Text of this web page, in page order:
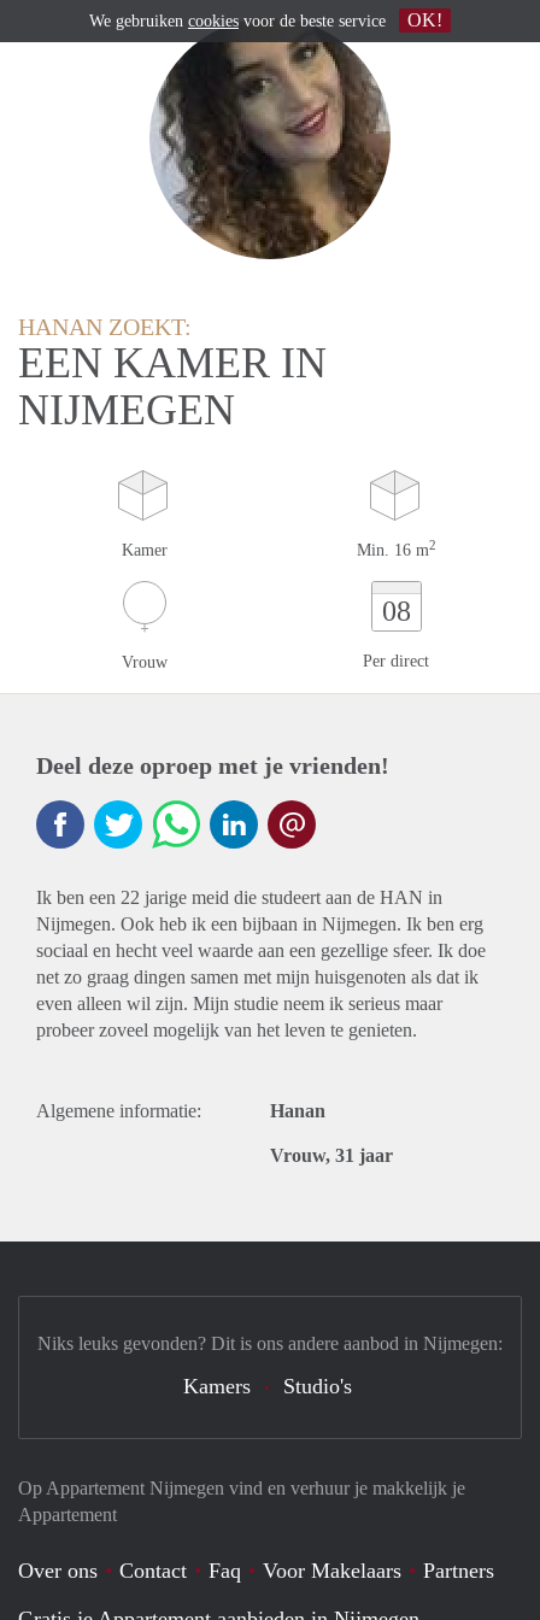
HANAN ZOEKT:
EEN KAMER IN
NIJMEGEN
Kamer Min. 16 m2
Vrouw
08
Per direct
Deel deze oproep met je vrienden!
Ik ben een 22 jarige meid die studeert aan de HAN in
Nijmegen. Ook heb ik een bijbaan in Nijmegen. Ik ben erg
sociaal en hecht veel waarde aan een gezellige sfeer. Ik doe
net zo graag dingen samen met mijn huisgenoten als dat ik
even alleen wil zijn. Mijn studie neem ik serieus maar
probeer zoveel mogelijk van het leven te genieten.
Algemene informatie: Hanan
Vrouw, 31 jaar
Op Appartement Nijmegen vind en verhuur je makkelijk je
Appartement
Over ons Contact Faq Voor Makelaars
Partners
Niks leuks gevonden? Dit is ons andere aanbod in Nijmegen:
Kamers Studio's
We gebruiken cookies voor de beste service OK!